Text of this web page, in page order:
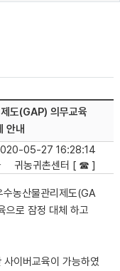
도(GAP) 의무교육
안내
05-27 16:28:14
귀농귀촌센터 [ ☎ ]
농산물관리제도(GA
으로 잠정 대체 하고
이버교육이 가능하였